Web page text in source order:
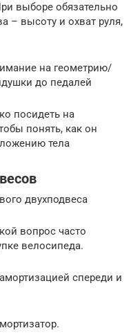
выборе обязательно
– высоту и охват руля,
на геометрию/
до педалей
посидеть на
понять, как он
тела
двухподвеса
вопрос часто
велосипеда.
спереди и